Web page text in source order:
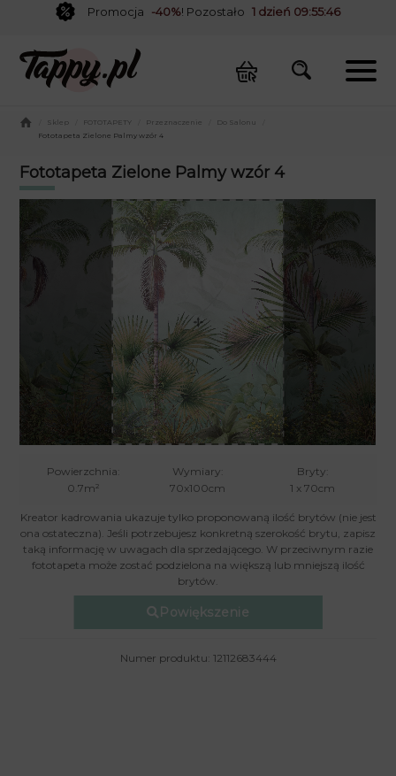
Promocja -40%! Pozostało 1 dzień 09:55:46
Sklep FOTOTAPETY Przeznaczenie Do Salonu
Fototapeta Zielone Palmy wzór 4
Fototapeta Zielone Palmy wzór 4
Powierzchnia:
0.7m²
Wymiary:
70x100cm
Bryty:
1 x 70cm
Kreator kadrowania ukazuje tylko proponowaną ilość brytów (nie jest
ona ostateczna). Jeśli potrzebujesz konkretną szerokość brytu, zapisz
taką informację w uwagach dla sprzedającego. W przeciwnym razie
fototapeta może zostać podzielona na większą lub mniejszą ilość
brytów.
Powiększenie
Numer produktu: 12112683444